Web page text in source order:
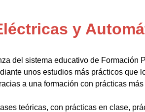
y
del sistema educativo de Formación
unos estudios más prácticos que
a una formación con prácticas
teóricas, con prácticas en clase,